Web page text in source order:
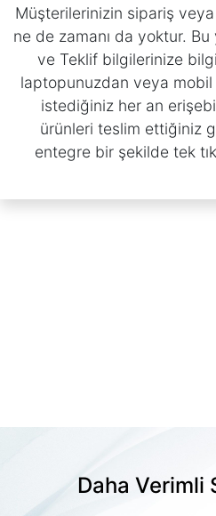
Müşterilerinizin sipariş
ne de zamanı da yoktur.
ve Teklif bilgilerinize
laptopunuzdan veya mobil
istediğiniz her an
ürünleri teslim ettiğiniz
entegre bir şekilde tek
Daha Verimli